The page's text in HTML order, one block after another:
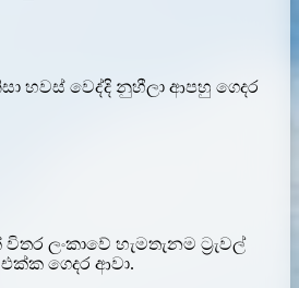
හවස් වෙද්දි නුහීලා ආපහු ගෙදර
ලංකාවේ හැමතැනම ට්‍රැවල්
ගෙදර ආවා.